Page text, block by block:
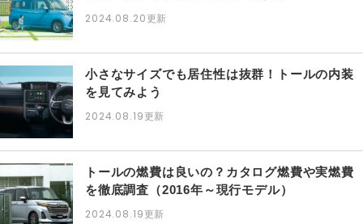
2024.08.20更新
小さなサイズでも居住性は抜群！トールの内装
を見てみよう
2024.08.19更新
トールの燃費は良いの？カタログ燃費や実燃費
を徹底調査（2016年～現行モデル）
2024.08.19更新